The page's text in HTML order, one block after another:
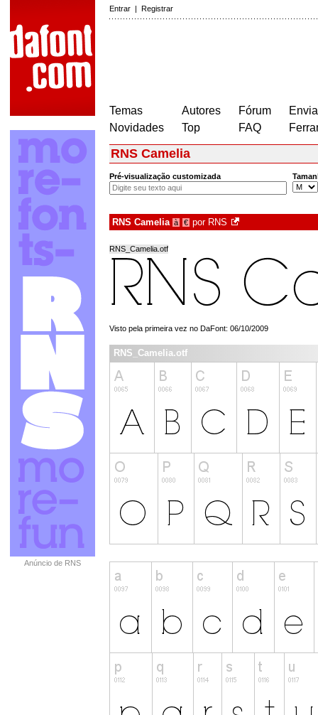
Entrar | Registrar
Temas
Novidades
Autores
Top
Fórum
FAQ
Anúncio de RNS
RNS Camelia
Pré-visualização customizada
RNS Camelia à € por RNS
RNS_Camelia.otf
Visto pela primeira vez no DaFont: 06/10/2009
RNS_Camelia.otf